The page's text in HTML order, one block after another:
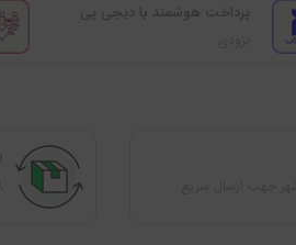
پرداخت هوشمند با دیجی‌ پی